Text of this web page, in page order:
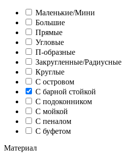
Маленькие/Мини
Большие
Прямые
Угловые
П-образные
Закругленные/Радиусные
Круглые
С островом
С барной стойкой
С подоконником
С мойкой
С пеналом
С буфетом
Материал